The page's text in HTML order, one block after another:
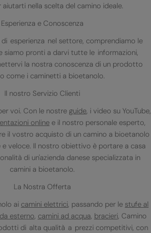
nella scelta del camino ideale.
Esperienza e Conoscenza
di esperienza nel settore, comprendiamo le
siamo pronti a darvi tutte le informazioni,
la nostra conoscenza di un prodotto
come i caminetti a bioetanolo.
Il nostro Servizio Clienti
voi. Con le nostre guide, i video su YouTube,
online e il nostro personale esperto,
il vostro acquisto di un camino a bioetanolo
e veloce. Il nostro obiettivo è portare a casa
di un'azienda danese specializzata in
camini a bioetanolo.
La Nostra Offerta
ai camini elettrici, passando per le stufe al
esterno, camini ad acqua, bracieri, Camino
di alta qualità a prezzi competitivi, con